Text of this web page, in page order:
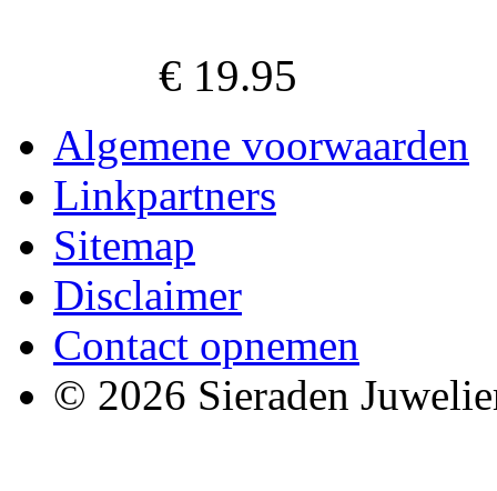
€ 19.95
Algemene voorwaarden
Linkpartners
Sitemap
Disclaimer
Contact opnemen
© 2026 Sieraden